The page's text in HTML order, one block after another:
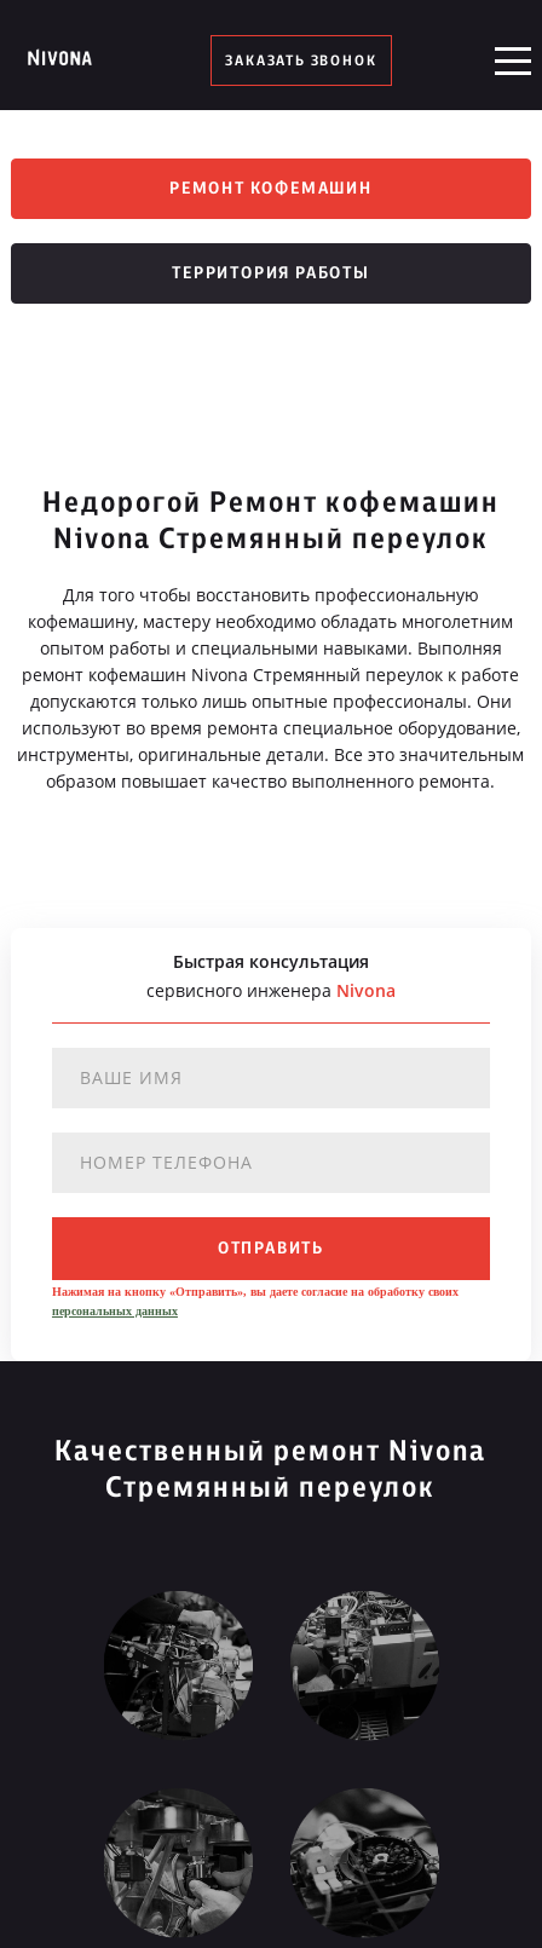
ЗАКАЗАТЬ ЗВОНОК
РЕМОНТ КОФЕМАШИН
ТЕРРИТОРИЯ РАБОТЫ
Недорогой Ремонт кофемашин
Nivona Стремянный переулок
Для того чтобы восстановить профессиональную
кофемашину, мастеру необходимо обладать многолетним
опытом работы и специальными навыками. Выполняя
ремонт кофемашин Nivona Стремянный переулок к работе
допускаются только лишь опытные профессионалы. Они
используют во время ремонта специальное оборудование,
инструменты, оригинальные детали. Все это значительным
образом повышает качество выполненного ремонта.
Быстрая консультация
сервисного инженера Nivona
ОТПРАВИТЬ
Нажимая на кнопку «Отправить», вы даете согласие на обработку своих
персональных данных
Качественный ремонт Nivona
Стремянный переулок